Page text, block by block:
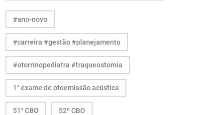
#ano-novo
#carreira #gestão #planejamento
#otorrinopediatra #traqueostomia
1° exame de otoemissão acústica
51° CBO 52º CBO